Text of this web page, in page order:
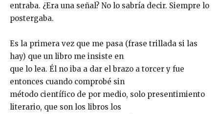
entraba. ¿Era una señal? No lo sabría decir. Siempre lo
postergaba.
Es la primera vez que me pasa (frase trillada si las
hay) que un libro me insiste en
que lo lea. Él no iba a dar el brazo a torcer y fue
entonces cuando comprobé sin
método científico de por medio, solo presentimiento
literario, que son los libros los